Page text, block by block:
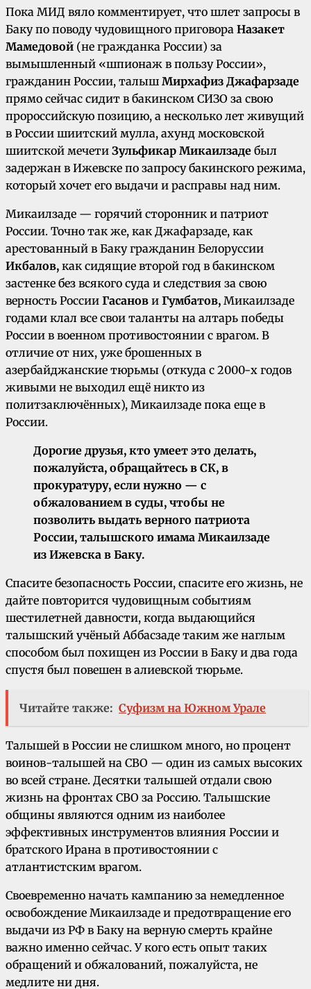
Пока МИД вяло комментирует, что шлет запросы в
Баку по поводу чудовищного приговора Назакет
Мамедовой (не гражданка России) за
вымышленный «шпионаж в пользу России»,
гражданин России, талыш Мирхафиз Джафарзаде
прямо сейчас сидит в бакинском СИЗО за свою
пророссийскую позицию, а несколько лет живущий
в России шиитский мулла, ахунд московской
шиитской мечети Зульфикар Микаилзаде был
задержан в Ижевске по запросу бакинского режима,
который хочет его выдачи и расправы над ним.
Микаилзаде — горячий сторонник и патриот
России. Точно так же, как Джафарзаде, как
арестованный в Баку гражданин Белоруссии
Икбалов, как сидящие второй год в бакинском
застенке без всякого суда и следствия за свою
верность России Гасанов и Гумбатов, Микаилзаде
годами клал все свои таланты на алтарь победы
России в военном противостоянии с врагом. В
отличие от них, уже брошенных в
азербайджанские тюрьмы (откуда с 2000-х годов
живыми не выходил ещё никто из
политзаключённых), Микаилзаде пока еще в
России.
Дорогие друзья, кто умеет это делать,
пожалуйста, обращайтесь в СК, в
прокуратуру, если нужно — с
обжалованием в суды, чтобы не
позволить выдать верного патриота
России, талышского имама Микаилзаде
из Ижевска в Баку.
Спасите безопасность России, спасите его жизнь, не
дайте повторится чудовищным событиям
шестилетней давности, когда выдающийся
талышский учёный Аббасзаде таким же наглым
способом был похищен из России в Баку и два года
спустя был повешен в алиевской тюрьме.
Читайте также: Суфизм на Южном Урале
Талышей в России не слишком много, но процент
воинов-талышей на СВО — один из самых высоких
во всей стране. Десятки талышей отдали свою
жизнь на фронтах СВО за Россию. Талышские
общины являются одним из наиболее
эффективных инструментов влияния России и
братского Ирана в противостоянии с
атлантистским врагом.
Своевременно начать кампанию за немедленное
освобождение Микаилзаде и предотвращение его
выдачи из РФ в Баку на верную смерть крайне
важно именно сейчас. У кого есть опыт таких
обращений и обжалований, пожалуйста, не
медлите ни дня.